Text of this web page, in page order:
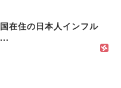
在住の日本人インフル